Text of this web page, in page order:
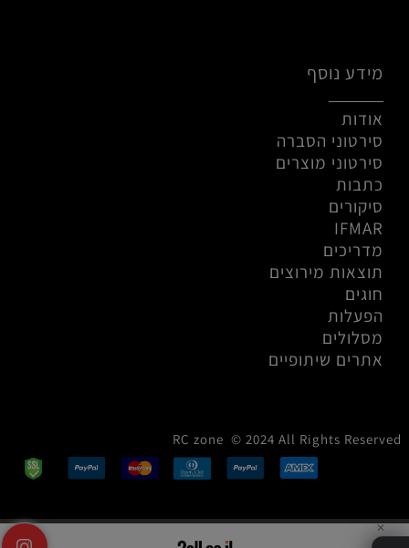
מידע נוסף
אודות
סירטוני הסברה
סירטוני מוצרים
כתבות
סיקורים
IFMAR
מדריכים
תוצאות מירוצים
חוגים
הפעלות
מסלולים
אתרים שיתופיים
RC zone © 2024 All Rights Reserved
✕